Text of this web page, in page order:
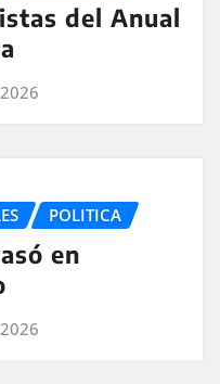
del Anual
POLITICA
en